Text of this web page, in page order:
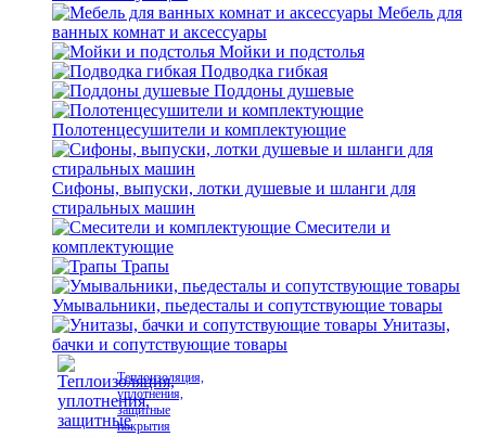
Мебель для
ванных комнат и аксессуары
Мойки и подстолья
Подводка гибкая
Поддоны душевые
Полотенцесушители и комплектующие
Сифоны, выпуски, лотки душевые и шланги для
стиральных машин
Смесители и
комплектующие
Трапы
Умывальники, пьедесталы и сопутствующие товары
Унитазы,
бачки и сопутствующие товары
Теплоизоляция,
уплотнения,
защитные
покрытия